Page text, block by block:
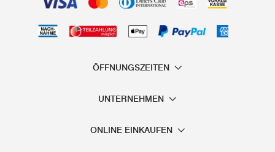
ÖFFNUNGSZEITEN
UNTERNEHMEN
ONLINE EINKAUFEN